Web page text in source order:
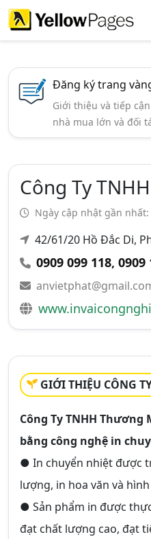
Đăng ký trang
Giới thiệu và tiếp
nhà mua lớn và đối
Công Ty
Ngày cập nhật gần
42/61/20 Hồ Đắc Di,
0909 099 118, 0909
GIỚI THIỆU CÔNG
Công Ty TNHH Thương
bằng công nghệ in
● In chuyển nhiệt được
lượng, in hoa văn và hình
● Sản phẩm in được
đạt chất lượng cao, đạt